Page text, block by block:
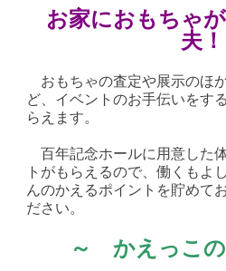
お家におもちゃ
夫！
おもちゃの査定や展示のほ
ど、イベントのお手伝いをす
らえます。
百年記念ホールに用意した
トがもらえるので、働くもよ
んのかえるポイントを貯めて
ださい。
～ かえっこ